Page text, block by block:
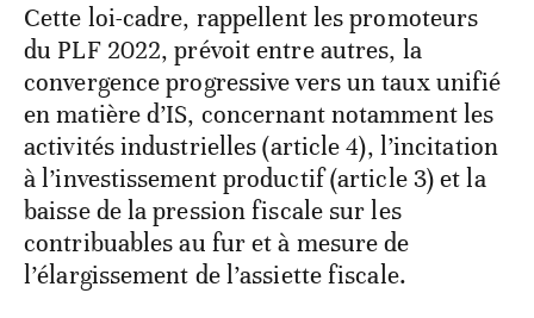
Cette loi-cadre, rappellent les promoteurs
du PLF 2022, prévoit entre autres, la
convergence progressive vers un taux unifié
en matière d’IS, concernant notamment les
activités industrielles (article 4), l’incitation
à l’investissement productif (article 3) et la
baisse de la pression fiscale sur les
contribuables au fur et à mesure de
l’élargissement de l’assiette fiscale.